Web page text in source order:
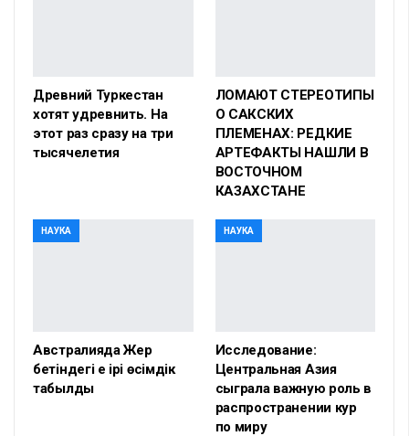
Древний Туркестан
хотят удревнить. На
этот раз сразу на три
тысячелетия
ЛОМАЮТ СТЕРЕОТИПЫ
О САКСКИХ
ПЛЕМЕНАХ: РЕДКИЕ
АРТЕФАКТЫ НАШЛИ В
ВОСТОЧНОМ
КАЗАХСТАНЕ
НАУКА
Австралияда Жер
бетіндегі ең ірі өсімдік
табылды
НАУКА
Исследование:
Центральная Азия
сыграла важную роль в
распространении кур
по миру